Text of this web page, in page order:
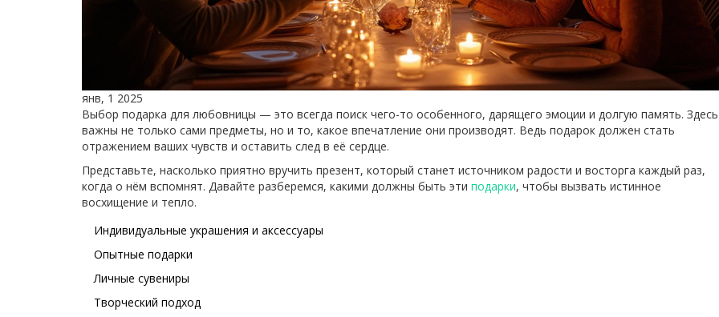
янв, 1 2025
Выбор подарка для любовницы — это всегда поиск чего-то особенного, дарящего эмоции и долгую память. Здесь
важны не только сами предметы, но и то, какое впечатление они производят. Ведь подарок должен стать
отражением ваших чувств и оставить след в её сердце.
Представьте, насколько приятно вручить презент, который станет источником радости и восторга каждый раз,
когда о нём вспомнят. Давайте разберемся, какими должны быть эти подарки, чтобы вызвать истинное
восхищение и тепло.
Индивидуальные украшения и аксессуары
Опытные подарки
Личные сувениры
Творческий подход